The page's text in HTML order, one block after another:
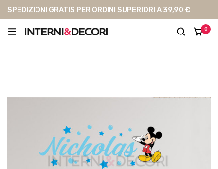
SPEDIZIONI GRATIS PER ORDINI SUPERIORI A 39,90 €
0